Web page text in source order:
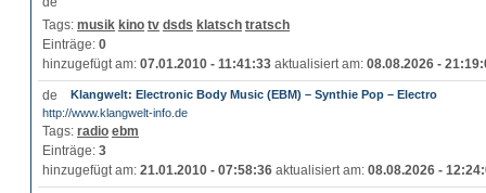
Tags: musik kino tv dsds klatsch tratsch
Einträge: 0
hinzugefügt am: 07.01.2010 - 11:41:33 aktualisiert am: 08.08.2026 -
Klangwelt: Electronic Body Music (EBM) – Synthie Pop – Electro
http://www.klangwelt-info.de
Tags: radio ebm
Einträge: 3
hinzugefügt am: 21.01.2010 - 07:58:36 aktualisiert am: 08.08.2026 -